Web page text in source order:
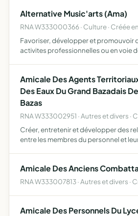
Alternative Music'arts (Ama)
RNA W333000366 · Culture · Créée
Favoriser, développer et promouvoir
activites professionnelles ou en voie
manifestation en rapport…
Amicale Des Agents
Des Eaux Du Grand Bazadais
Bazas
RNA W333002951 · Autres et divers ·
Créer, entretenir et développer des
entre les membres du personnel et
Amicale Des Anciens
RNA W333007813 · Autres et divers ·
Amicale Des Personnels Du